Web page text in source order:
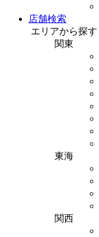
店舗検索
エリアから探す
関東
東海
関西